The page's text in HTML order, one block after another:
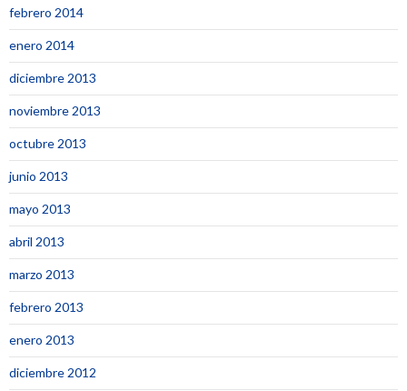
febrero 2014
enero 2014
diciembre 2013
noviembre 2013
octubre 2013
junio 2013
mayo 2013
abril 2013
marzo 2013
febrero 2013
enero 2013
diciembre 2012